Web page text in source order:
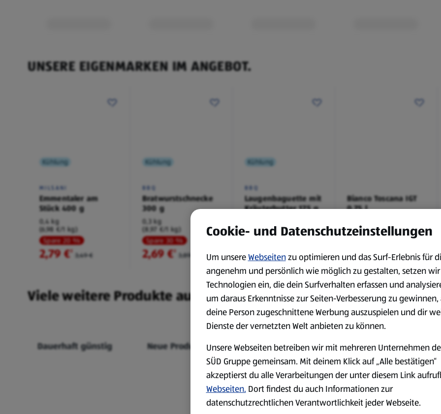
UNSERE EIGENMARKEN IM ANGEBOT.
Kühlung
MILSANI
Emmentaler am
Stück 400 g
0,4 kg
(6,98 €/1 kg)
Spare 20 %
2,79 €² 3,49 €
Kühlung
BBQ
Bratwurstschnecke
300 g
0,3 kg
(8,97 €/1 kg)
Spare 30 %
2,69 €² 3,89 €
Kühlung
BBQ
Laugenbaguette mit
Kräuterbutter 175 g
(4,51 €/1 kg)
0,79 € 1,29 €
Bianco Toscana IGT
0,75 l
(3,72 €/1 l)
2,79 € 3,49 €
Viele weitere Produkte aus unserem Sortiment.
Dauerhaft günstig Neue Produkte Markenprodukte Bio-Produkte
Cookie- und Datenschutzeinstellungen
Um unsereWebseitenzu optimieren und das Surf-Erlebnis für
angenehm und persönlich wie möglich zu gestalten, setzen wir
Technologien ein, die dein Surfverhalten erfassen und
um daraus Erkenntnisse zur Seiten-Verbesserung zu gewinnen,
deine Person zugeschnittene Werbung auszuspielen und dir
Dienste der vernetzten Welt anbieten zu können.
Unsere Webseiten betreiben wir mit mehreren Unternehmen
SÜD Gruppe gemeinsam. Mit deinem Klick auf „Alle bestätigen“
akzeptierst du alle Verarbeitungen der unter diesem Link
Webseiten. Dort findest du auch Informationen zur
datenschutzrechtlichen Verantwortlichkeit jeder Webseite.